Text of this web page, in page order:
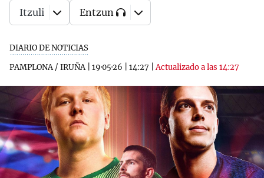
DIARIO DE NOTICIAS
PAMPLONA / IRUÑA| 19·05·26 14:27 |Actualizado a las 14:27
Itzuli Entzun